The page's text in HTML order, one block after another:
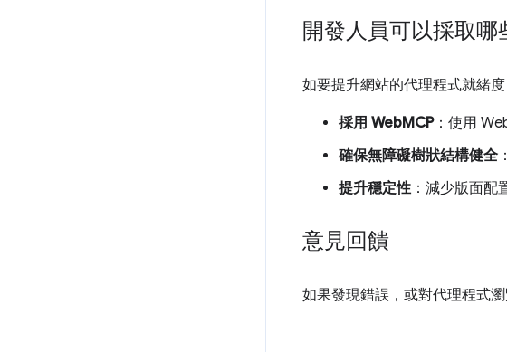
開發人員可以採取哪
如要提升網站的代理程式就緒
採用 WebMCP：使用
確保無障礙樹狀結構健全
提升穩定性：減少版面配
意見回饋
如果發現錯誤，或對代理程式